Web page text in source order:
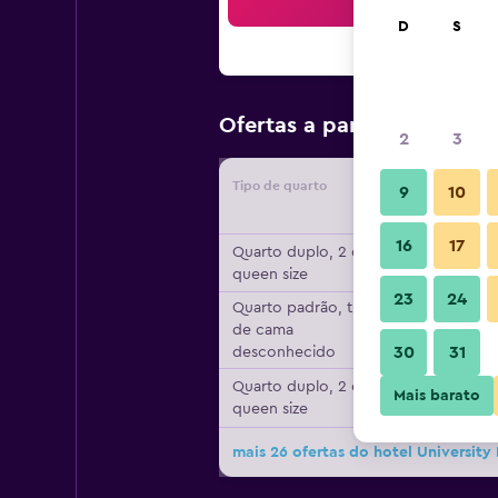
Ofertas a partir de
Tipo de quarto
Quarto duplo, 2 camas
queen size
Quarto padrão, tipo
de cama
desconhecido
Quarto duplo, 2 camas
queen size
mais 26 ofertas do hotel University
D S
2 3
9 10
16 17
23 24
30 31
Mais barato